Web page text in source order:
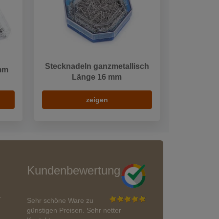
Stecknadeln ganzmetallisch
Länge 16 mm
zeigen
Kundenbewertung
Sehr schöne Ware zu
günstigen Preisen. Sehr netter